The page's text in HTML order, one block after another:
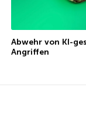
Abwehr von KI-
Angriffen